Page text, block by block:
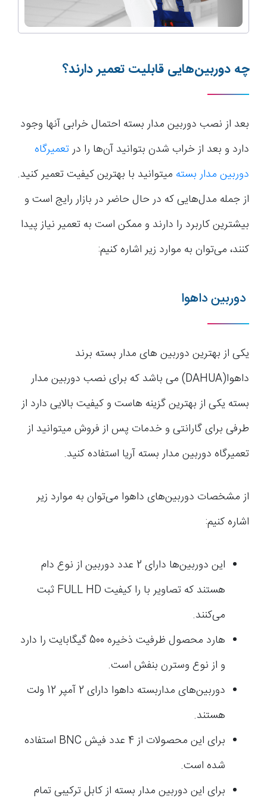
چه دوربینهایی قابلیت تعمیردارند؟
بعد از نصب دوربین مدار بسته احتمال خرابی آنها وجود
دارد و بعد از خراب شدن بتوانید آن‌ها را درتعمیرگاه
دوربین مدار بسته میتوانید با بهترین کیفیت تعمیر کنید.
از جمله مدل‌هایی که در حال حاضر در بازار رایج است و
بیشترین کاربرد را دارند و ممکن است به تعمیر نیاز پیدا
کنند، می‌توان به موارد زیر اشاره کنیم:
دوربین داهوا
یکی از بهترین دوربین های مدار بسته برند
داهوا(DAHUA) می باشد که برای نصب دوربین مدار
بسته یکی از بهترین گزینه هاست و کیفیت بالایی دارد از
طرفی برای گارانتی و خدمات پس از فروش میتوانید از
تعمیرگاه دوربین مدار بسته آریا استفاده کنید.
از مشخصات دوربین‌های داهوا می‌توان به موارد زیر
اشاره کنیم:
این دوربین‌ها دارای 2 عدد دوربین از نوع دام
هستند که تصاویر با را کیفیت FULL HD ثبت
می‌کنند.
هارد محصول ظرفیت ذخیره 500 گیگابایت را دارد
و از نوع وسترن بنفش است.
دوربین‌های مداربسته داهوا دارای 2 آمپر 12 ولت
هستند.
برای این محصولات از 4 عدد فیش BNC استفاده
شده است.
برای این دوربین مدار بسته از کابل ترکیبی تمام